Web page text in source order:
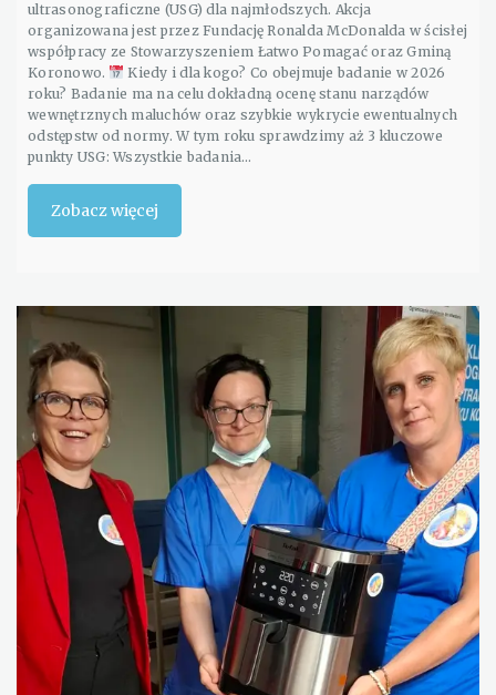
ultrasonograficzne (USG) dla najmłodszych. Akcja
organizowana jest przez Fundację Ronalda McDonalda w ścisłej
współpracy ze Stowarzyszeniem Łatwo Pomagać oraz Gminą
Koronowo.
Kiedy i dla kogo? Co obejmuje badanie w 2026
roku? Badanie ma na celu dokładną ocenę stanu narządów
wewnętrznych maluchów oraz szybkie wykrycie ewentualnych
odstępstw od normy. W tym roku sprawdzimy aż 3 kluczowe
punkty USG: Wszystkie badania…
Zobacz więcej